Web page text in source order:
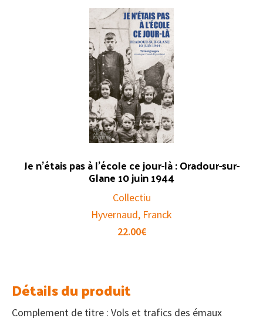
Je n’étais pas à l’école ce jour-là : Oradour-sur-
Glane 10 juin 1944
Collectiu
Hyvernaud, Franck
22.00€
Détails du produit
Complement de titre : Vols et trafics des émaux